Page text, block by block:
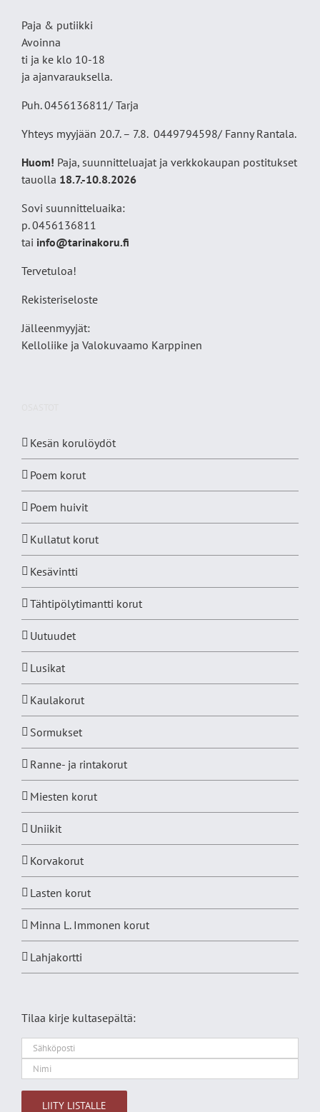
Paja & putiikki
Avoinna
ti ja ke klo 10-18
ja ajanvarauksella.
Puh. 0456136811/ Tarja
Yhteys myyjään 20.7. – 7.8. 0449794598/ Fanny Rantala.
Huom! Paja, suunnitteluajat ja verkkokaupan postitukset
tauolla 18.7.-10.8.2026
Sovi suunnitteluaika:
p. 0456136811
tai info@tarinakoru.fi
Tervetuloa!
Rekisteriseloste
Jälleenmyyjät:
Kelloliike ja Valokuvaamo Karppinen
Kesän korulöydöt
Poem korut
Poem huivit
Kullatut korut
Kesävintti
Tähtipölytimantti korut
Uutuudet
Lusikat
Kaulakorut
Sormukset
Ranne- ja rintakorut
Miesten korut
Uniikit
Korvakorut
Lasten korut
Minna L. Immonen korut
Lahjakortti
Tilaa kirje kultasepältä: